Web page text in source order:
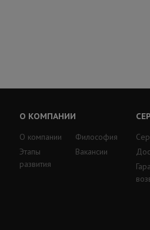
О КОМПАНИИ
О компании
Этапы
развития
Философия
Вакансии